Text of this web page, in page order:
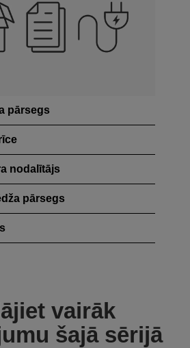
pārsegs
nodalītājs
pārsegs
vairāk
šajā sērijā